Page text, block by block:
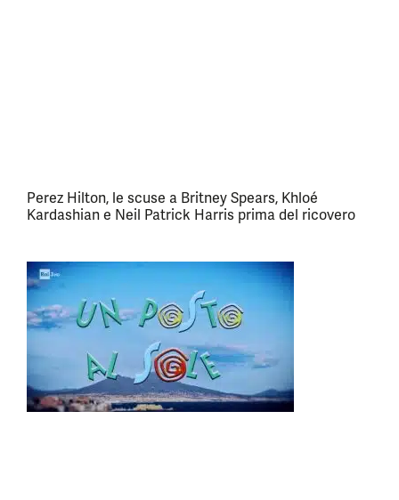
Perez Hilton, le scuse a Britney Spears, Khloé
Kardashian e Neil Patrick Harris prima del ricovero